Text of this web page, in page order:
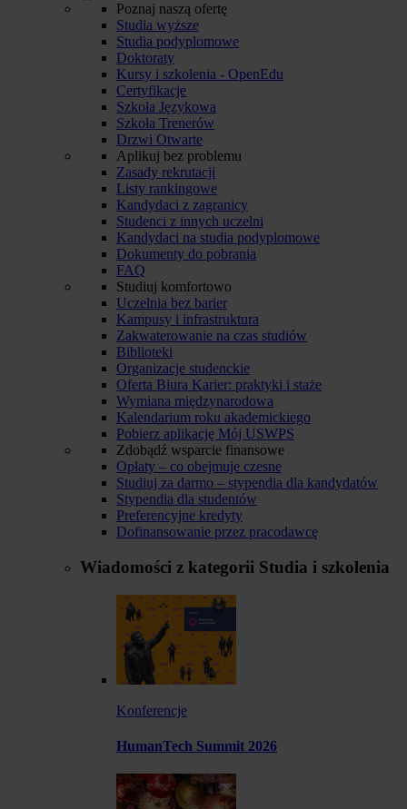
Poznaj naszą ofertę
Studia wyższe
Studia podyplomowe
Doktoraty
Kursy i szkolenia - OpenEdu
Certyfikacje
Szkoła Językowa
Szkoła Trenerów
Drzwi Otwarte
Aplikuj bez problemu
Zasady rekrutacji
Listy rankingowe
Kandydaci z zagranicy
Studenci z innych uczelni
Kandydaci na studia podyplomowe
Dokumenty do pobrania
FAQ
Studiuj komfortowo
Uczelnia bez barier
Kampusy i infrastruktura
Zakwaterowanie na czas studiów
Biblioteki
Organizacje studenckie
Oferta Biura Karier: praktyki i staże
Wymiana międzynarodowa
Kalendarium roku akademickiego
Pobierz aplikację Mój USWPS
Zdobądź wsparcie finansowe
Opłaty – co obejmuje czesne
Studiuj za darmo – stypendia dla kandydatów
Stypendia dla studentów
Preferencyjne kredyty
Dofinansowanie przez pracodawcę
Wiadomości z kategorii Studia i szkolenia
Konferencje
HumanTech Summit 2026